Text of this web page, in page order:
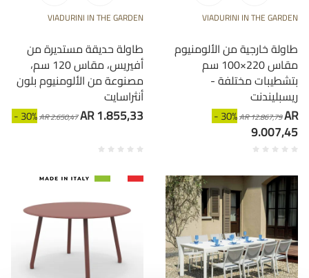
VIADURINI IN THE GARDEN
طاولة حديقة مستديرة من
أفيريس، مقاس 120 سم،
مصنوعة من الألومنيوم بلون
أنثراسايت
- 30%AR 2.650,47AR 1.855,33
VIADURINI IN THE GARDEN
طاولة خارجية من الألومنيوم
مقاس 220×100 سم
بتشطيبات مختلفة -
ريسبليندنت
- 30%AR 12.867,79AR
9.007,45